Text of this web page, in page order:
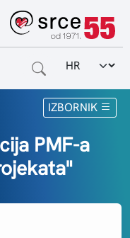
Odabir
IZBORNIK
PMF-a